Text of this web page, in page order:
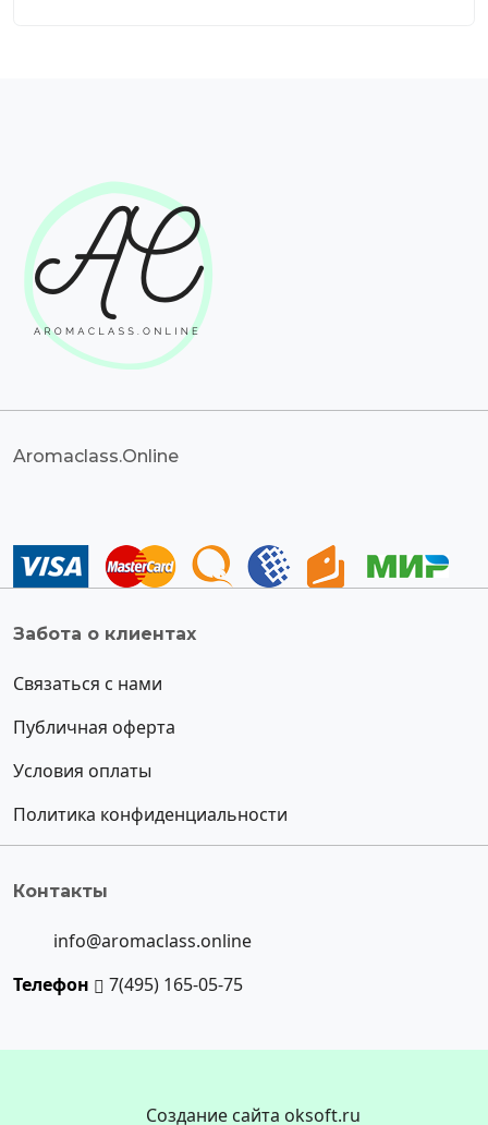
Aromaclass.Online
Забота о клиентах
Связаться с нами
Публичная оферта
Условия оплаты
Политика конфиденциальности
Контакты
info@aromaclass.online
Телефон
7(495) 165-05-75
Создание сайта oksoft.ru